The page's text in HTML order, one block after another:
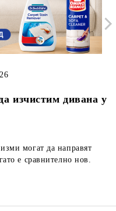
изчистим дивана у
могат да направят
е сравнително нов.